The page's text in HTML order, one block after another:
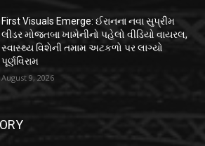
First Visuals Emerge: ઈરાનના નવા સુપ્રીમ
લીડર મોજતબા ખામેનીનો પહેલો વીડિયો વાયરલ,
સ્વાસ્થ્ય વિશેની તમામ અટકળો પર લાગ્યો
પૂર્ણવિરામ
August 9, 2026